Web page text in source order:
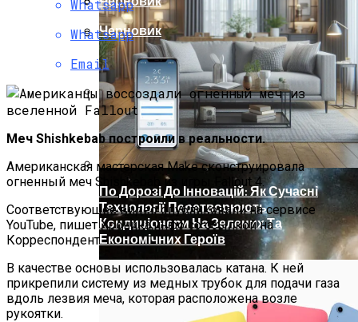
Ученые Назвали Новую Угрозу
Человечеству, Вызванную
Глобальным Потеплением
Как Изучать Библию
Мир Зазеркалья
По Дорозі До Інновацій: Як Сучасні
Технології Перетворюють
Кондиціонери На Зелених Та
Економічних Героїв
Черновик
Whatsapp
Whatsapp
Email
Меч Shishkebab построили в реальности.
Американская мастерская Make сконструировала
огненный меч Shishkebab из игры Fallout 4.
Соответствующее видео опубликовали на сервисе
YouTube, пишет Хроника.инфо со ссылкой на
Корреспондент.
В качестве основы использовалась катана. К ней
прикрепили систему из медных трубок для подачи газа
вдоль лезвия меча, которая расположена возле
рукоятки.